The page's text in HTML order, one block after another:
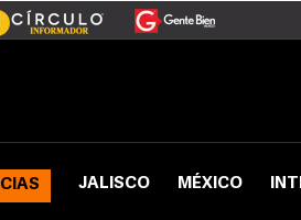
JALISCO MÉXICO